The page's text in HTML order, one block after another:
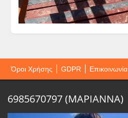
Όροι Χρήσης GDPR Επικοινωνία
6985670797 (ΜΑΡΙΑΝΝΑ)